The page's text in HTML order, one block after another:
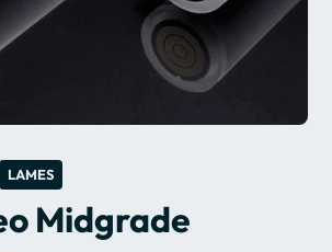
LAMES
Midgrade